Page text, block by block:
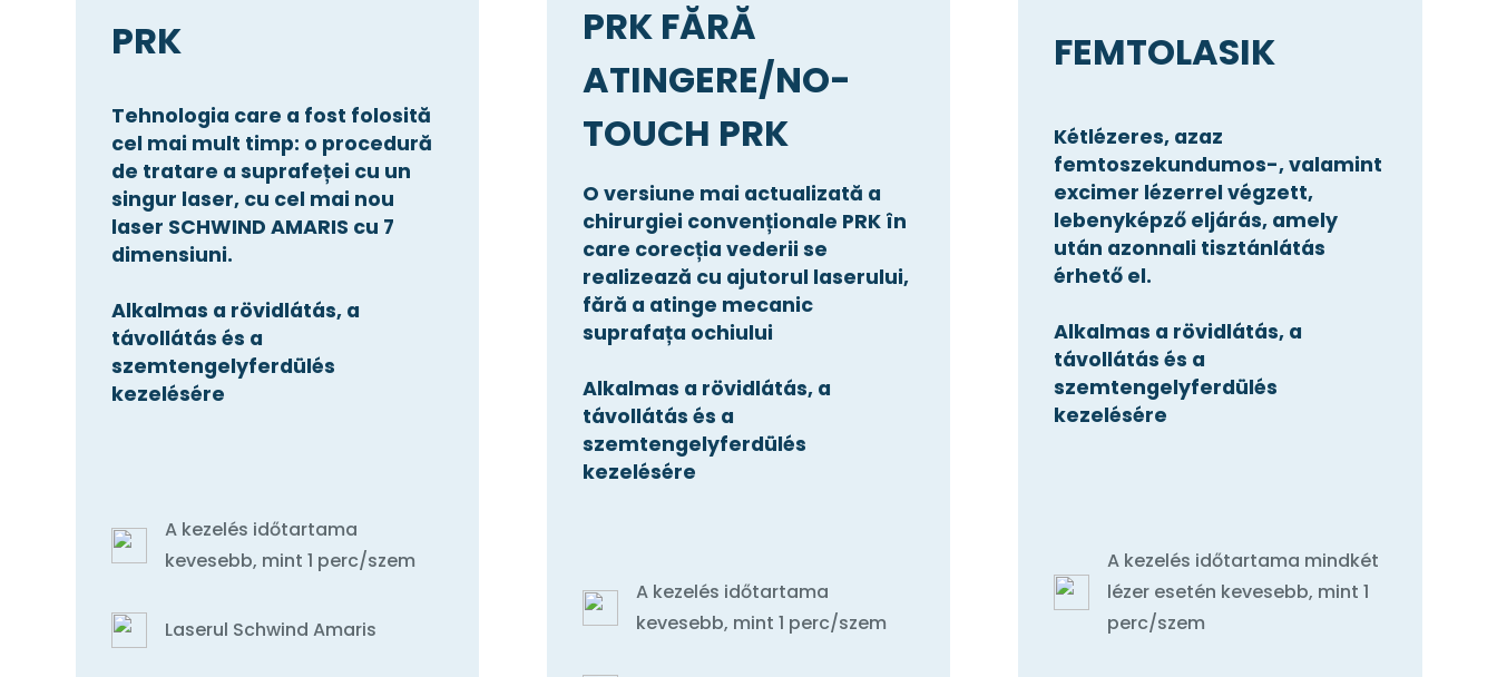
PRK
Tehnologia care a fost folosită
cel mai mult timp: o procedură
de tratare a suprafeței cu un
singur laser, cu cel mai nou
laser SCHWIND AMARIS cu 7
dimensiuni.
Alkalmas a rövidlátás, a
távollátás és a
szemtengelyferdülés
kezelésére
A kezelés időtartama
kevesebb, mint 1 perc/szem
Laserul Schwind Amaris
PRK FĂRĂ
ATINGERE/NO-
TOUCH PRK
O versiune mai actualizată a
chirurgiei convenționale PRK în
care corecția vederii se
realizează cu ajutorul laserului,
fără a atinge mecanic
suprafața ochiului
Alkalmas a rövidlátás, a
távollátás és a
szemtengelyferdülés
kezelésére
A kezelés időtartama
kevesebb, mint 1 perc/szem
FEMTOLASIK
Kétlézeres, azaz
femtoszekundumos-, valamint
excimer lézerrel végzett,
lebenyképző eljárás, amely
után azonnali tisztánlátás
érhető el.
Alkalmas a rövidlátás, a
távollátás és a
szemtengelyferdülés
kezelésére
A kezelés időtartama mindkét
lézer esetén kevesebb, mint 1
perc/szem